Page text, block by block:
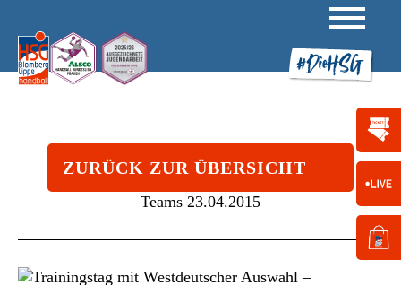
ZURÜCK ZUR ÜBERSICHT
Teams 23.04.2015